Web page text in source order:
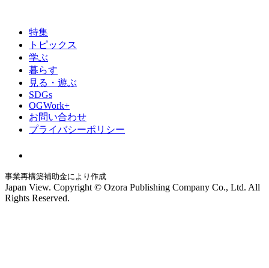
特集
トピックス
学ぶ
暮らす
見る・遊ぶ
SDGs
OGWork+
お問い合わせ
プライバシーポリシー
事業再構築補助金により作成
Japan View. Copyright © Ozora Publishing Company Co., Ltd. All
Rights Reserved.